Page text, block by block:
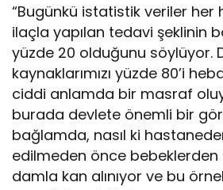
“Bugünkü istatistik veriler her
ilaçla yapılan tedavi şeklinin
yüzde 20 olduğunu söylüyor.
kaynaklarımızı yüzde 80’i
ciddi anlamda bir masraf
burada devlete önemli bir
bağlamda, nasıl ki
edilmeden önce
damla kan alınıyor ve bu